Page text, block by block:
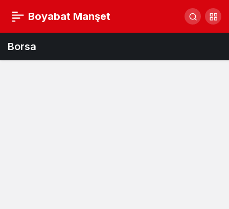
Boyabat Manşet
Borsa